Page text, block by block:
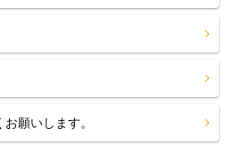
願いします。